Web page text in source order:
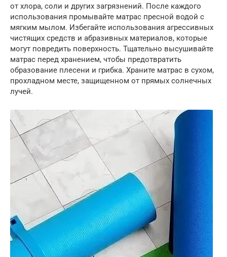
от хлора, соли и других загрязнений. После каждого
использования промывайте матрас пресной водой с
мягким мылом. Избегайте использования агрессивных
чистящих средств и абразивных материалов, которые
могут повредить поверхность. Тщательно высушивайте
матрас перед хранением, чтобы предотвратить
образование плесени и грибка. Храните матрас в сухом,
прохладном месте, защищенном от прямых солнечных
лучей.